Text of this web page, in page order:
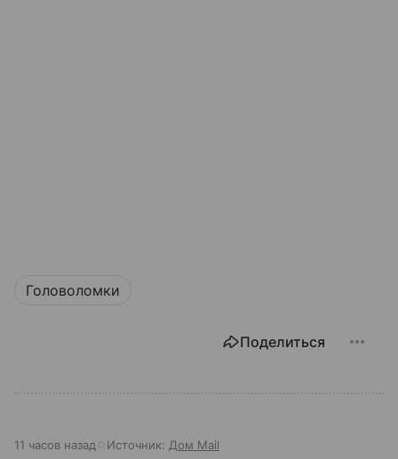
Головоломки
Поделиться
11 часов назад Источник: Дом Mail